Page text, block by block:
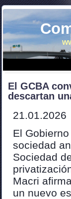
El GCBA
descartan
21.01.2026
El
sociedad
Sociedad
Macri
un nuevo